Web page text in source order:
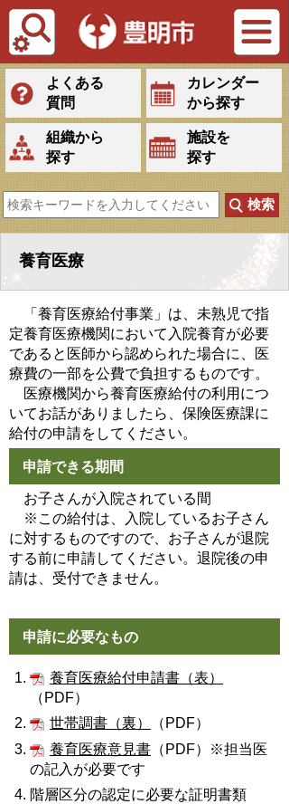
Tiếng Việt
よくある
質問
カレンダー
から探す
組織から
探す
施設を
探す
養育医療
「養育医療給付事業」は、未熟児で指
定養育医療機関において入院養育が必要
であると医師から認められた場合に、医
療費の一部を公費で負担するものです。
医療機関から養育医療給付の利用につ
いてお話がありましたら、保険医療課に
給付の申請をしてください。
申請できる期間
お子さんが入院されている間
※この給付は、入院しているお子さん
に対するものですので、お子さんが退院
する前に申請してください。退院後の申
請は、受付できません。
申請に必要なもの
養育医療給付申請書（表）
（PDF）
世帯調書（裏）
（PDF）
養育医療意見書 （PDF）※担当医
の記入が必要です
階層区分の認定に必要な証明書類